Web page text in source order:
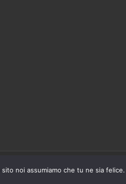
Powered byGS.net | Designed by GS.com
noi assumiamo che tu ne sia felice.